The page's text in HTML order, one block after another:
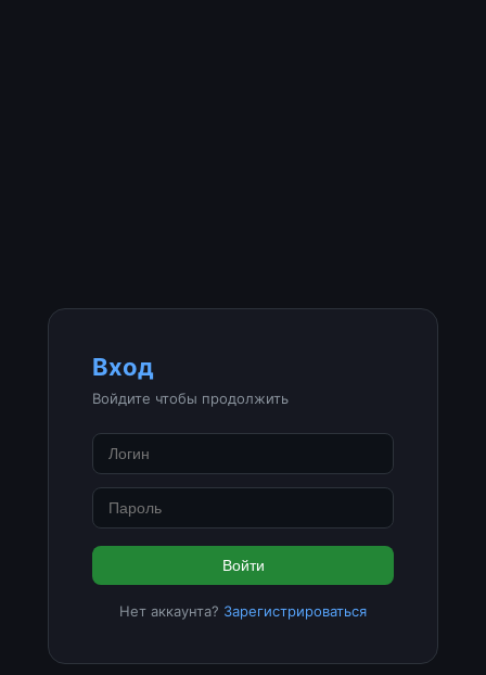
Вход
Войдите чтобы продолжить
Войти
Нет аккаунта? Зарегистрироваться